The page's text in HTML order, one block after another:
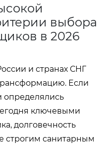
выбора
в 2026
и странах СНГ
Если
определялись
ключевыми
долговечность
строгим санитарным